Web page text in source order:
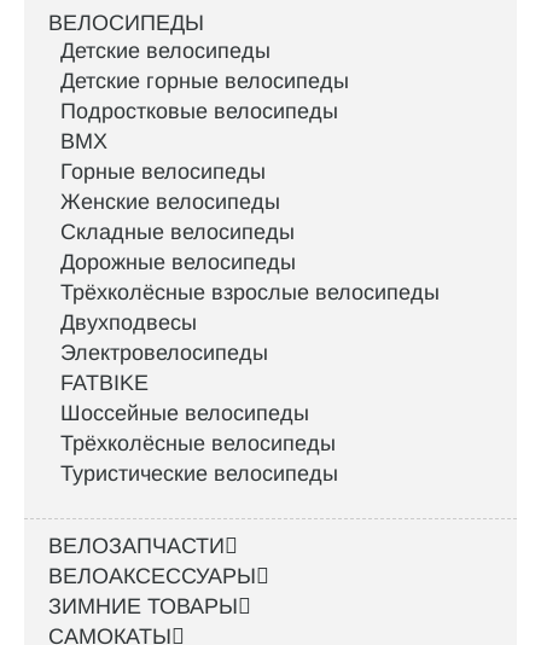
ВЕЛОСИПЕДЫ
Детские велосипеды
Детские горные велосипеды
Подростковые велосипеды
BMX
Горные велосипеды
Женские велосипеды
Складные велосипеды
Дорожные велосипеды
Трёхколёсные взрослые велосипеды
Двухподвесы
Электровелосипеды
FATBIKE
Шоссейные велосипеды
Трёхколёсные велосипеды
Туристические велосипеды
ВЕЛОЗАПЧАСТИ
ВЕЛОАКСЕССУАРЫ
ЗИМНИЕ ТОВАРЫ
САМОКАТЫ